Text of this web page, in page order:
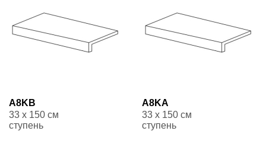
A8KB
33 x 150 см
ступень
A8KA
33 x 150 см
ступень